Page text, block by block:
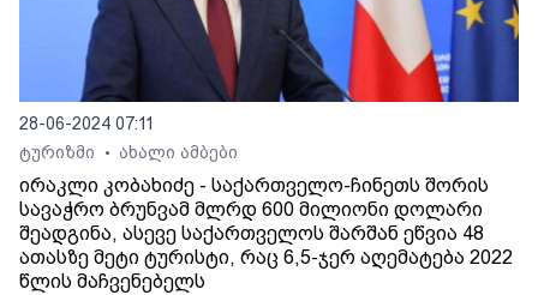
28-06-2024 07:11
ტურიზმი
• ახალი ამბები
ირაკლი კობახიძე - საქართველო-ჩინეთს შორის
სავაჭრო ბრუნვამ მლრდ 600 მილიონი დოლარი
შეადგინა, ასევე საქართველოს შარშან ეწვია 48
ათასზე მეტი ტურისტი, რაც 6,5-ჯერ აღემატება 2022
წლის მაჩვენებელს